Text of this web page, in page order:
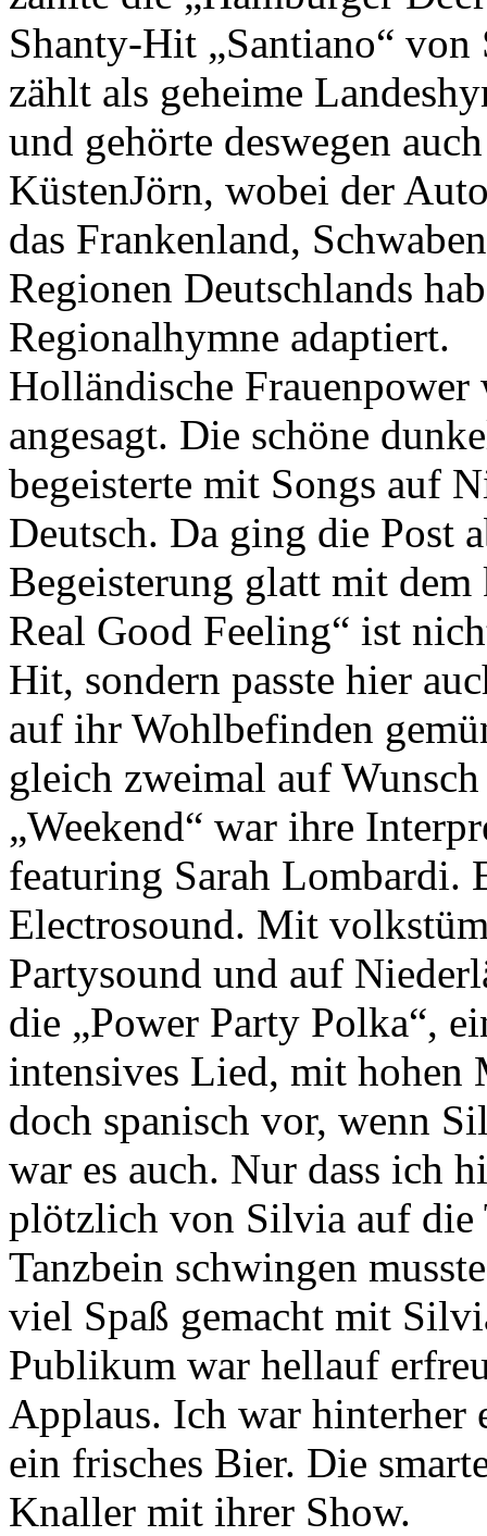
Shanty-Hit „Santiano“
zählt als geheime
und gehörte deswegen
KüstenJörn, wobei der
das Frankenland,
Regionen Deutschlands
Regionalhymne adaptiert.
Holländische
angesagt. Die schöne
begeisterte mit Songs auf
Deutsch. Da ging die Post
Begeisterung glatt mit
Real Good Feeling“ ist
Hit, sondern passte hier
auf ihr Wohlbefinden
gleich zweimal auf
„Weekend“ war ihre
featuring Sarah Lombardi.
Electrosound. Mit
Partysound und auf
die „Power Party Polka“,
intensives Lied, mit
doch spanisch vor, wenn
war es auch. Nur dass ich
plötzlich von Silvia auf die
Tanzbein schwingen
viel Spaß gemacht mit
Publikum war hellauf
Applaus. Ich war hinterher
ein frisches Bier. Die
Knaller mit ihrer Show.